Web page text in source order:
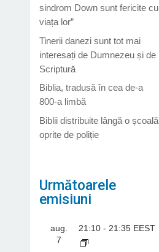
sindrom Down sunt fericite cu
viața lor”
Tinerii danezi sunt tot mai
interesați de Dumnezeu și de
Scriptură
Biblia, tradusă în cea de-a
800-a limbă
Biblii distribuite lângă o
oprite de poliție
Următoarele
emisiuni
aug.
7
21:10- 21:35 EEST